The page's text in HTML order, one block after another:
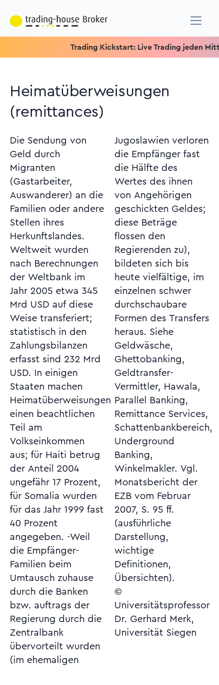
Trading Kickstart: Live Trading jeden
Heimatüberweisungen
(remittances)
Die Sendung von
Geld durch
Migranten
(Gastarbeiter,
Auswanderer) an die
Familien oder andere
Stellen ihres
Herkunftslandes.
Weltweit wurden
nach Berechnungen
der Weltbank im
Jahr 2005 etwa 345
Mrd USD auf diese
Weise transferiert;
statistisch in den
Zahlungsbilanzen
erfasst sind 232 Mrd
USD. In einigen
Staaten machen
Heimatüberweisungen
einen beachtlichen
Teil am
Volkseinkommen
aus; für Haiti betrug
der Anteil 2004
ungefähr 17 Prozent,
für Somalia wurden
für das Jahr 1999 fast
40 Prozent
angegeben. -Weil
die Empfänger-
Familien beim
Umtausch zuhause
durch die Banken
bzw. auftrags der
Regierung durch die
Zentralbank
übervorteilt wurden
(im ehemaligen
Jugoslawien verloren
die Empfänger fast
die Hälfte des
Wertes des ihnen
von Angehörigen
geschickten Geldes;
diese Beträge
flossen den
Regierenden zu),
bildeten sich bis
heute vielfältige, im
einzelnen schwer
durchschaubare
Formen des Transfers
heraus. Siehe
Geldwäsche,
Ghettobanking,
Geldtransfer-
Vermittler, Hawala,
Parallel Banking,
Remittance Services,
Schattenbankbereich,
Underground
Banking,
Winkelmakler. Vgl.
Monatsbericht der
EZB vom Februar
2007, S. 95 ff.
(ausführliche
Darstellung,
wichtige
Definitionen,
Übersichten).
©
Universitätsprofessor
Dr. Gerhard Merk,
Universität Siegen